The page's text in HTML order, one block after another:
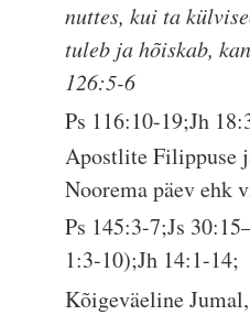
nuttes, kui ta
tuleb ja hõiskab,
126:5-6
Ps 116:10-19;Jh
Apostlite Filippuse
Noorema päev ehk
Ps 145:3-7;Js
1:3-10);Jh 14:1-14;
Kõigeväeline